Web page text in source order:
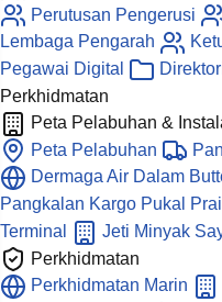
Perutusan Pengerusi
Lembaga Pengarah
Pegawai Digital
Perkhidmatan
Peta Pelabuhan &
Peta Pelabuhan
Dermaga Air Dalam
Pangkalan Kargo Pukal Prai
Terminal
Jeti Minyak
Perkhidmatan
Perkhidmatan Marin